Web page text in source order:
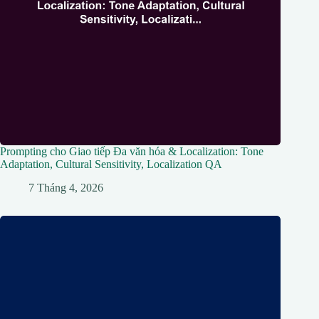
Prompting cho Giao tiếp Đa văn hóa & Localization: Tone
Adaptation, Cultural Sensitivity, Localization QA
7 Tháng 4, 2026